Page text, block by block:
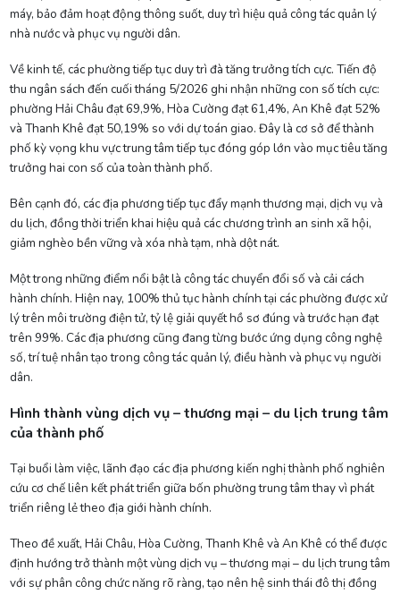
máy, bảo đảm hoạt động thông suốt, duy trì hiệu quả công tác quản lý
nhà nước và phục vụ người dân.
Về kinh tế, các phường tiếp tục duy trì đà tăng trưởng tích cực. Tiến độ
thu ngân sách đến cuối tháng 5/2026 ghi nhận những con số tích cực:
phường Hải Châu đạt 69,9%, Hòa Cường đạt 61,4%, An Khê đạt 52%
và Thanh Khê đạt 50,19% so với dự toán giao. Đây là cơ sở để thành
phố kỳ vọng khu vực trung tâm tiếp tục đóng góp lớn vào mục tiêu tăng
trưởng hai con số của toàn thành phố.
Bên cạnh đó, các địa phương tiếp tục đẩy mạnh thương mại, dịch vụ và
du lịch, đồng thời triển khai hiệu quả các chương trình an sinh xã hội,
giảm nghèo bền vững và xóa nhà tạm, nhà dột nát.
Một trong những điểm nổi bật là công tác chuyển đổi số và cải cách
hành chính. Hiện nay, 100% thủ tục hành chính tại các phường được xử
lý trên môi trường điện tử, tỷ lệ giải quyết hồ sơ đúng và trước hạn đạt
trên 99%. Các địa phương cũng đang từng bước ứng dụng công nghệ
số, trí tuệ nhân tạo trong công tác quản lý, điều hành và phục vụ người
dân.
Hình thành vùng dịch vụ – thương mại – du lịch trung tâm
của thành phố
Tại buổi làm việc, lãnh đạo các địa phương kiến nghị thành phố nghiên
cứu cơ chế liên kết phát triển giữa bốn phường trung tâm thay vì phát
triển riêng lẻ theo địa giới hành chính.
Theo đề xuất, Hải Châu, Hòa Cường, Thanh Khê và An Khê có thể được
định hướng trở thành một vùng dịch vụ – thương mại – du lịch trung tâm
với sự phân công chức năng rõ ràng, tạo nên hệ sinh thái đô thị đồng